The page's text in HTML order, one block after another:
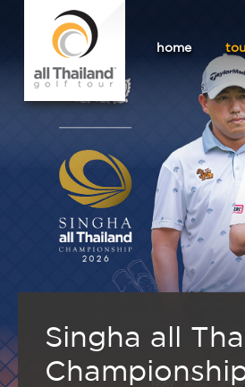
home
Singha all